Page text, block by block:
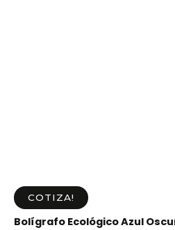
COTIZA!
Bolígrafo Ecológico Azul